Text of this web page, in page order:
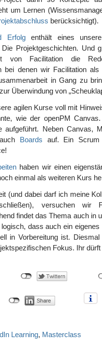
um Lernen
berücksichtigt).
Erfolgenthält eines
Projektgeschichten. Und
ist von Facilitation die
bei denen wir Facilitation
in Gang zu
Überwindung von
agilen Kurse voll mit
wie der openPM Canvas.
aufgeführt. Neben Canvas,
Boards auf. Ein
haben wir einen
einmal als weiteren Kurs
(und dabei darf ich meine
versuchen wir
findet das Thema auch in
dass auch ein eigenes
in Vorbereitung ist. Diesmal
Fokus. Ihr
Learning, Masterclass